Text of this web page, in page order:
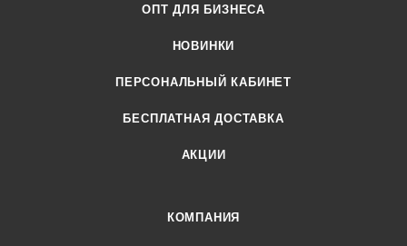
ОПТ ДЛЯ БИЗНЕСА
НОВИНКИ
ПЕРСОНАЛЬНЫЙ КАБИНЕТ
БЕСПЛАТНАЯ ДОСТАВКА
АКЦИИ
КОМПАНИЯ